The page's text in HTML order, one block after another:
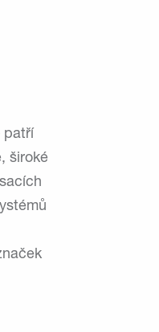
patří
široké